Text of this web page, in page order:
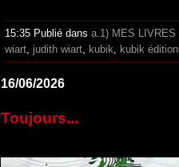
15:35 Publié dans a.1) MES LIVRES
wiart, judith wiart, kubik, kubik
16/06/2026
Toujours...